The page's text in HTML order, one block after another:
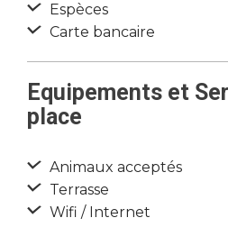
Espèces
Carte bancaire
Equipements et
place
Animaux acceptés
Terrasse
Wifi / Internet